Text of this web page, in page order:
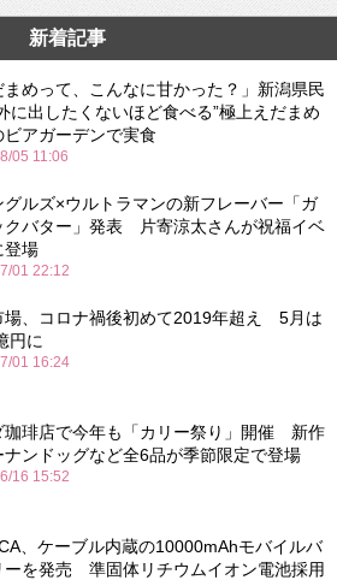
新着記事
まめって、こんなに甘かった？」新潟県民
に出したくないほど食べる”極上えだまめ
ビアガーデンで実食
05 11:06
グルズ×ウルトラマンの新フレーバー「ガ
クバター」発表 片寄涼太さんが祝福イベ
登場
01 22:12
場、コロナ禍後初めて2019年超え 5月は
円に
01 16:24
珈琲店で今年も「カリー祭り」開催 新作
ナンドッグなど全6品が季節限定で登場
16 15:52
、ケーブル内蔵の10000mAhモバイルバ
ーを発売 準固体リチウムイオン電池採用